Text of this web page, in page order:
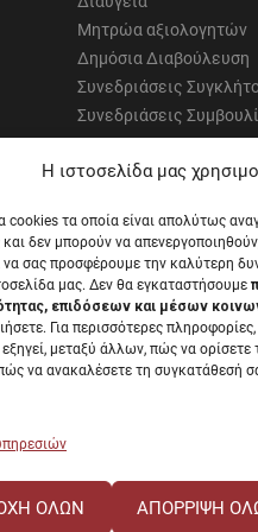
Η ιστοσελίδα μας
cookies τα οποία είναι απολύτως
και δεν μπορούν να
να σας προσφέρουμε την καλύτερη
μας. Δεν θα εγκαταστήσουμε
επιδόσεων και μέσων
Για περισσότερες
μεταξύ άλλων, πώς να ορίσετε
να ανακαλέσετε τη συγκατάθεσή
ΌΛΩΝ ΑΠΌΡΡΙΨΗ
Μητρώα αξιολογητών
Δημόσια Διαβούλευση
Συνεδριάσεις
Συνεδριάσεις
EUNICoast European
με τηνΝομοθεσία